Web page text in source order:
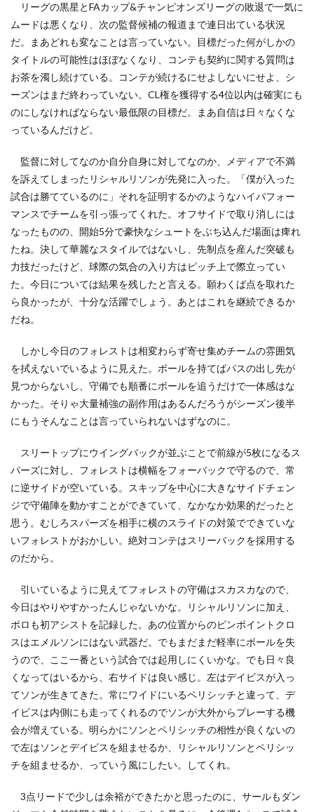
リーグの黒星とFAカップ&チャンピオンズリーグの敗退で一気に
ムードは悪くなり、次の監督候補の報道まで連日出ている状況
だ。まあどれも変なことは言っていない。目標だった何がしかの
タイトルの可能性はほぼなくなり、コンテも契約に関する質問は
お茶を濁し続けている。コンテが続けるにせよしないにせよ、シ
ーズンはまだ終わっていない。CL権を獲得する4位以内は確実にも
のにしなければならない最低限の目標だ。まあ自信は日々なくな
っているんだけど。
監督に対してなのか自分自身に対してなのか、メディアで不満
を訴えてしまったリシャルリソンが先発に入った。「僕が入った
試合は勝てているのに」それを証明するかのようなハイパフォー
マンスでチームを引っ張ってくれた。オフサイドで取り消しには
なったものの、開始5分で豪快なシュートをぶち込んだ場面は痺れ
たね。決して華麗なスタイルではないし、先制点を産んだ突破も
力技だったけど、球際の気合の入り方はピッチ上で際立ってい
た。今日については結果を残したと言える。願わくば点を取れた
ら良かったが、十分な活躍でしょう。あとはこれを継続できるか
だね。
しかし今日のフォレストは相変わらず寄せ集めチームの雰囲気
を拭えないでいるように見えた。ボールを持てばパスの出し先が
見つからないし、守備でも順番にボールを追うだけで一体感はな
かった。そりゃ大量補強の副作用はあるんだろうがシーズン後半
にもうそんなことは言っていられないはずなのに。
スリートップにウイングバックが並ぶことで前線が5枚になるス
パーズに対し、フォレストは横幅をフォーバックで守るので、常
に逆サイドが空いている。スキップを中心に大きなサイドチェン
ジで守備陣を動かすことができていて、なかなか効果的だったと
思う。むしろスパーズを相手に横のスライドの対策でできていな
いフォレストがおかしい。絶対コンテはスリーバックを採用する
のだから。
引いているように見えてフォレストの守備はスカスカなので、
今日はやりやすかったんじゃないかな。リシャルリソンに加え、
ポロも初アシストを記録した。あの位置からのピンポイントクロ
スはエメルソンにはない武器だ。でもまだまだ軽率にボールを失
うので、ここ一番という試合では起用しにくいかな。でも日々良
くなってはいるから、右サイドは良い感じ。左はデイビスが入っ
てソンが生きてきた。常にワイドにいるペリシッチと違って、デ
イビスは内側にも走ってくれるのでソンが大外からプレーする機
会が増えている。明らかにソンとペリシッチの相性が良くないの
で左はソンとデイビスを組ませるか、リシャルリソンとペリシッ
チを組ませるか、っていう風にしたい。してくれ。
3点リードで少しは余裕ができたかと思ったのに、サールもダン